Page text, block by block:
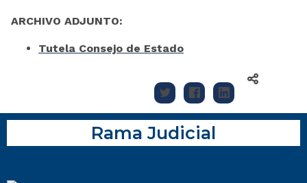
ARCHIVO ADJUNTO:
Tutela Consejo de Estado
Rama Judicial